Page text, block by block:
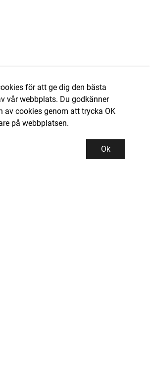
för att ge dig den bästa
vår webbplats. Du godkänner
av cookies genom att trycka OK
på webbplatsen.
Ok